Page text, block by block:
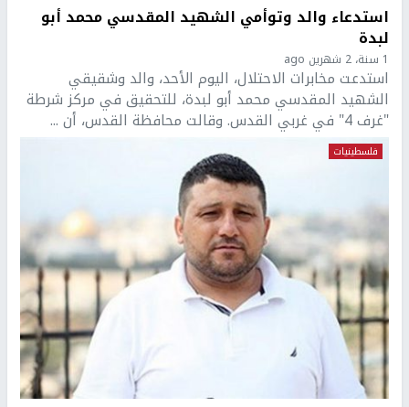
استدعاء والد وتوأمي الشهيد المقدسي محمد أبو
لبدة
1 سنة، 2 شهرين ago
استدعت مخابرات الاحتلال، اليوم الأحد، والد وشقيقي
الشهيد المقدسي محمد أبو لبدة، للتحقيق في مركز شرطة
"غرف 4" في غربي القدس. وقالت محافظة القدس، أن ...
فلسطينيات